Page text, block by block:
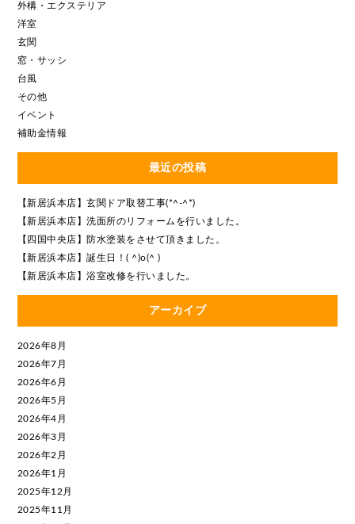
外構・エクステリア
洋室
玄関
窓・サッシ
台風
その他
イベント
補助金情報
最近の投稿
【新居浜本店】玄関ドア取替工事(*^-^*)
【新居浜本店】洗面所のリフォームを行いました。
【四国中央店】防水塗装をさせて頂きました。
【新居浜本店】誕生日！( ^)o(^ )
【新居浜本店】浴室改修を行いました。
アーカイブ
2026年8月
2026年7月
2026年6月
2026年5月
2026年4月
2026年3月
2026年2月
2026年1月
2025年12月
2025年11月